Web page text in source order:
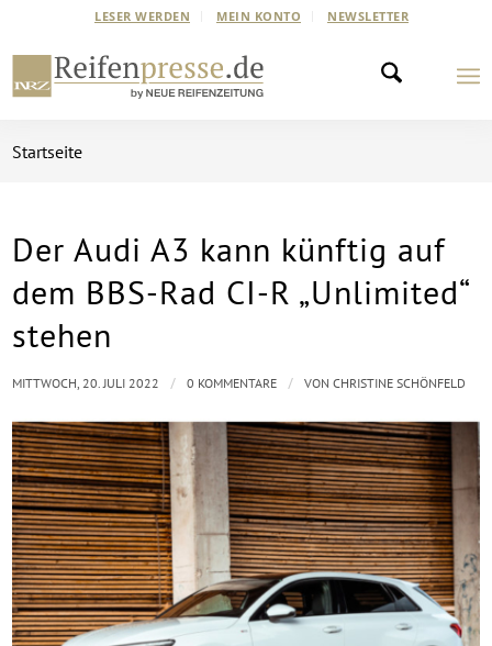
LESER WERDEN MEIN KONTO NEWSLETTER
Startseite
Der Audi A3 kann künftig auf
dem BBS-Rad CI-R „Unlimited“
stehen
MITTWOCH, 20. JULI 2022 / 0 KOMMENTARE / VONCHRISTINE SCHÖNFELD